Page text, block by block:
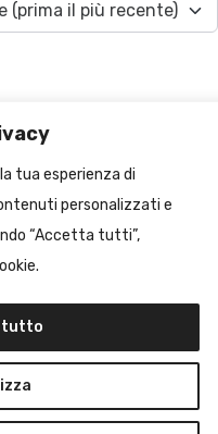
tua esperienza di
personalizzati e
“Accetta tutti”,
tutto
(prima il più recente)
è vuota